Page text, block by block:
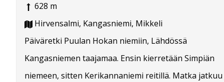
628 m
Hirvensalmi, Kangasniemi, Mikkeli
Päiväretki Puulan Hokan niemiin, Lähdössä
Kangasniemen taajamaa. Ensin kierretään Simpiän
niemeen, sitten Kerikannaniemi reitillä. Matka jatkuu